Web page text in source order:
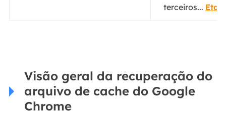
terceiros...
Visão geral da recuperação do
arquivo de cache do Google
Chrome